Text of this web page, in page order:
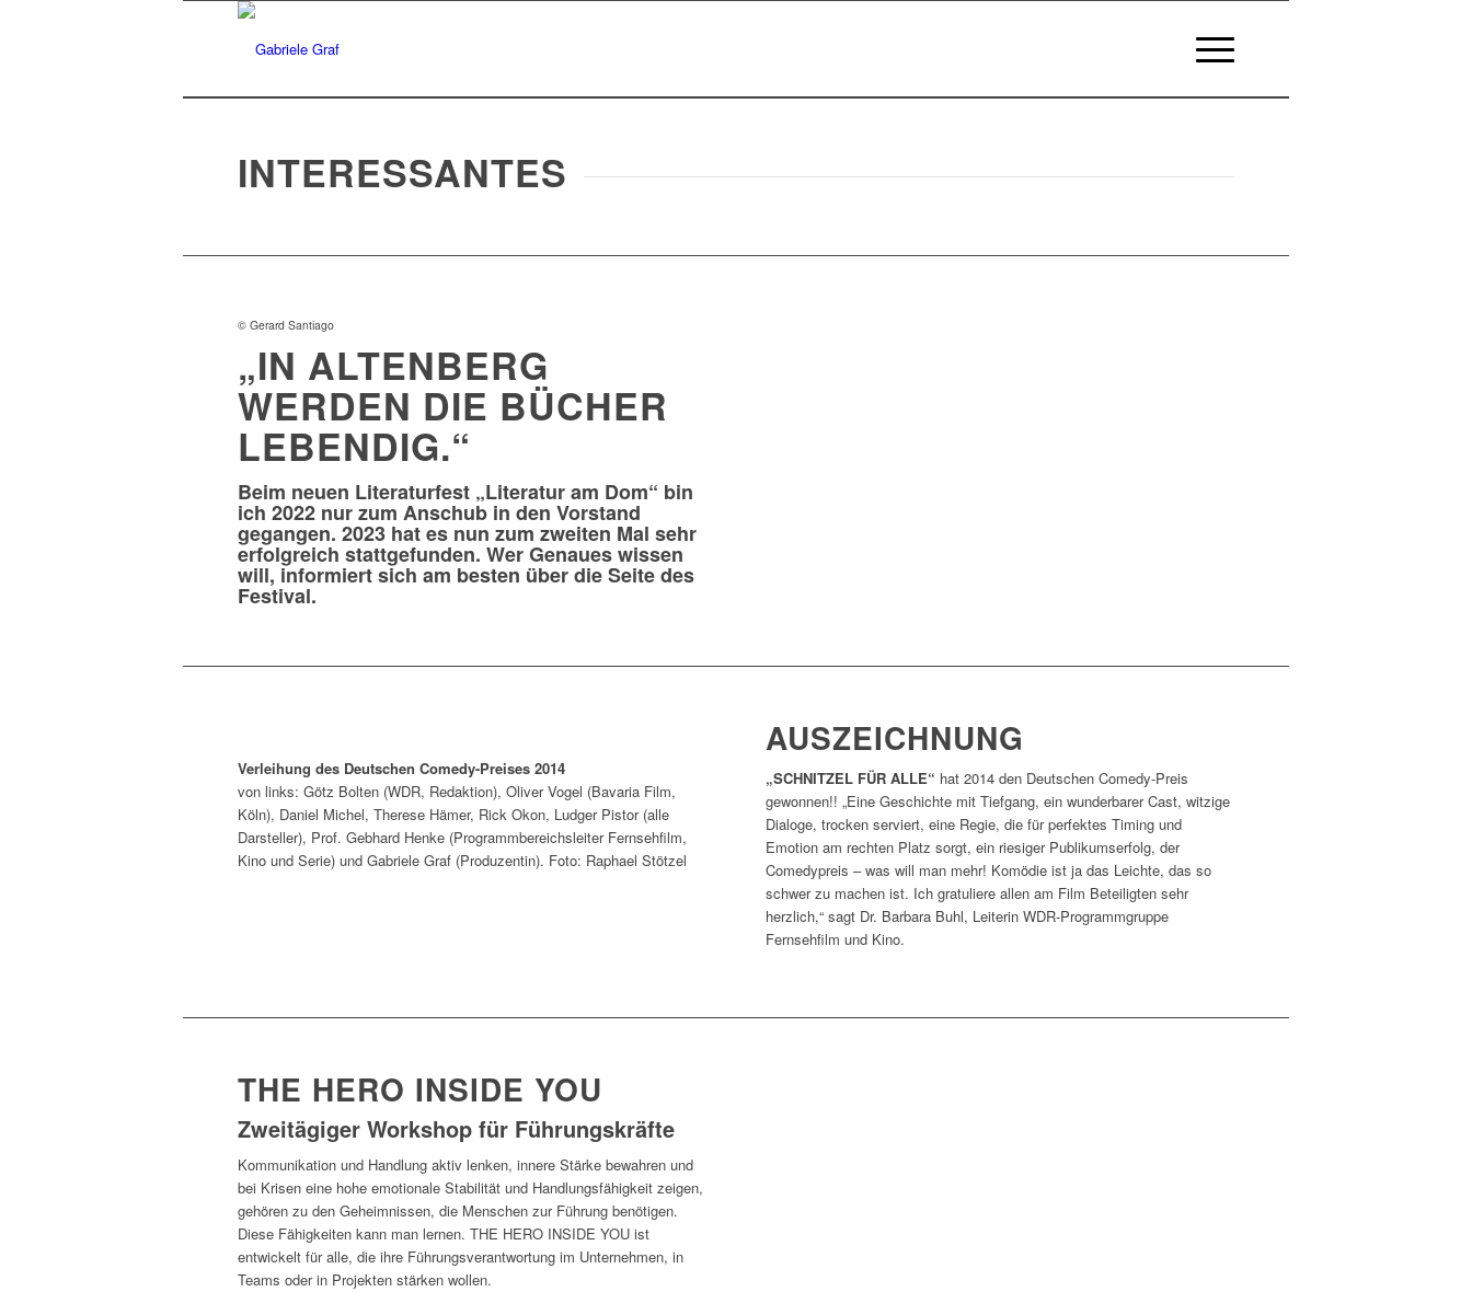
INTERESSANTES
© Gerard Santiago
„IN ALTENBERG
WERDEN DIE BÜCHER
LEBENDIG.“
Beim neuen Literaturfest „Literatur am Dom“ bin
ich 2022 nur zum Anschub in den Vorstand
gegangen. 2023 hat es nun zum zweiten Mal sehr
erfolgreich stattgefunden. Wer Genaues wissen
will, informiert sich am besten über die Seite des
Festival.
Verleihung des Deutschen Comedy-Preises 2014
von links: Götz Bolten (WDR, Redaktion), Oliver Vogel (Bavaria Film,
Köln), Daniel Michel, Therese Hämer, Rick Okon, Ludger Pistor (alle
Darsteller), Prof. Gebhard Henke (Programmbereichsleiter Fernsehfilm,
Kino und Serie) und Gabriele Graf (Produzentin). Foto: Raphael Stötzel
AUSZEICHNUNG
„SCHNITZEL FÜR ALLE“ hat 2014 den Deutschen Comedy-Preis
gewonnen!! „Eine Geschichte mit Tiefgang, ein wunderbarer Cast, witzige
Dialoge, trocken serviert, eine Regie, die für perfektes Timing und
Emotion am rechten Platz sorgt, ein riesiger Publikumserfolg, der
Comedypreis – was will man mehr! Komödie ist ja das Leichte, das so
schwer zu machen ist. Ich gratuliere allen am Film Beteiligten sehr
herzlich,“ sagt Dr. Barbara Buhl, Leiterin WDR-Programmgruppe
Fernsehfilm und Kino.
THE HERO INSIDE YOU
Zweitägiger Workshop für Führungskräfte
Kommunikation und Handlung aktiv lenken, innere Stärke bewahren und
bei Krisen eine hohe emotionale Stabilität und Handlungsfähigkeit zeigen,
gehören zu den Geheimnissen, die Menschen zur Führung benötigen.
Diese Fähigkeiten kann man lernen. THE HERO INSIDE YOU ist
entwickelt für alle, die ihre Führungsverantwortung im Unternehmen, in
Teams oder in Projekten stärken wollen.